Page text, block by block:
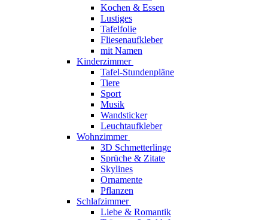
Kochen & Essen
Lustiges
Tafelfolie
Fliesenaufkleber
mit Namen
Kinderzimmer
Tafel-Stundenpläne
Tiere
Sport
Musik
Wandsticker
Leuchtaufkleber
Wohnzimmer
3D Schmetterlinge
Sprüche & Zitate
Skylines
Ornamente
Pflanzen
Schlafzimmer
Liebe & Romantik